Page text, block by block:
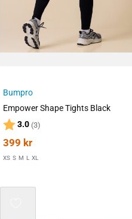
Bumpro
Empower Shape Tights Black
Karakter:
3.0(3)
399 kr
XS S M L XL